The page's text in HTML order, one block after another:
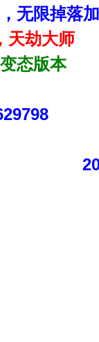
无限掉落
天劫大师
态版本
2025/